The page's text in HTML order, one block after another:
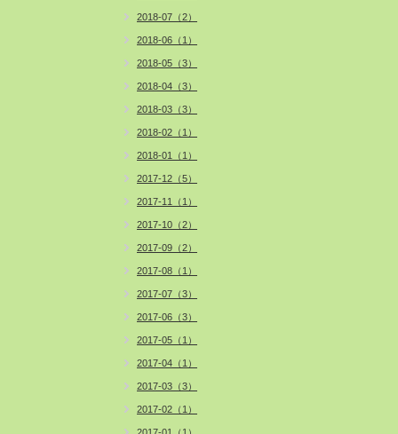
2018-07（2）
2018-06（1）
2018-05（3）
2018-04（3）
2018-03（3）
2018-02（1）
2018-01（1）
2017-12（5）
2017-11（1）
2017-10（2）
2017-09（2）
2017-08（1）
2017-07（3）
2017-06（3）
2017-05（1）
2017-04（1）
2017-03（3）
2017-02（1）